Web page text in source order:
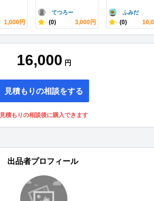
1,000円
てつろー
- (0) 3,000円
ふみだ
- (0)
16,000 円
見積もりの相談をする
見積もりの相談後に購入できます
出品者プロフィール